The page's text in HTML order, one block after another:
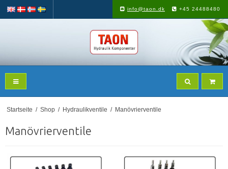
info@taon.dk +45 24488480
Startseite / Shop / Hydraulikventile / Manövrierventile
Manövrierventile